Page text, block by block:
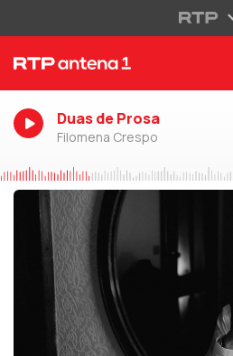
Duas de Prosa
Filomena Crespo